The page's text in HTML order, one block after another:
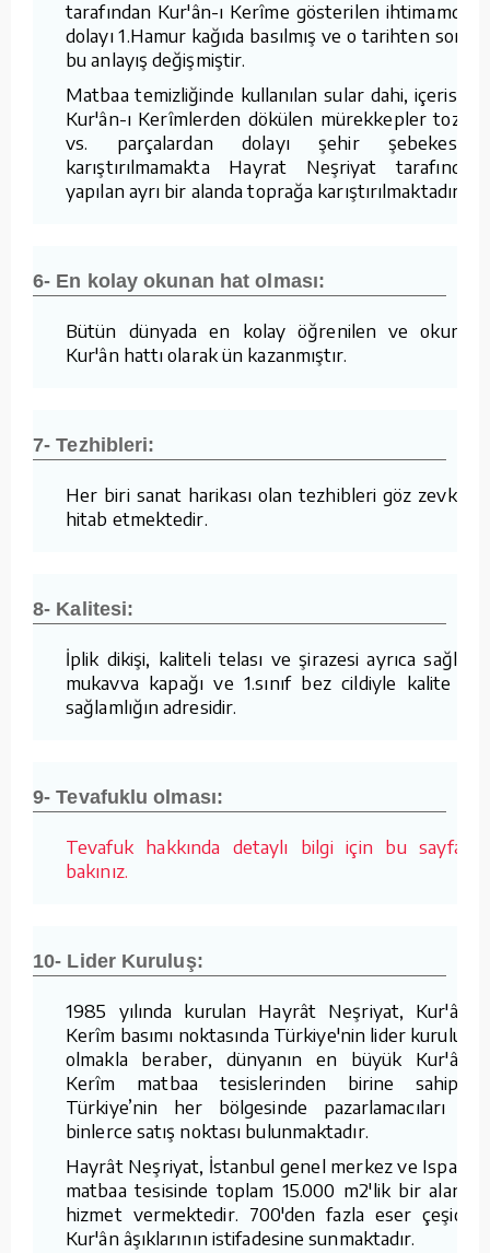
tarafından Kur'ân-ı Kerîme gösterilen ihtimamdan
dolayı 1.Hamur kağıda basılmış ve o tarihten sonra
bu anlayış değişmiştir.
Matbaa temizliğinde kullanılan sular dahi, içerisine
Kur'ân-ı Kerîmlerden dökülen mürekkepler tozlar
vs. parçalardan dolayı şehir şebekesine
karıştırılmamakta Hayrat Neşriyat tarafından
yapılan ayrı bir alanda toprağa karıştırılmaktadır.
6- En kolay okunan hat olması:
Bütün dünyada en kolay öğrenilen ve okunan
Kur'ân hattı olarak ün kazanmıştır.
7- Tezhibleri:
Her biri sanat harikası olan tezhibleri göz zevkine
hitab etmektedir.
8- Kalitesi:
İplik dikişi, kaliteli telası ve şirazesi ayrıca sağlam
mukavva kapağı ve 1.sınıf bez cildiyle kalite ve
sağlamlığın adresidir.
9- Tevafuklu olması:
Tevafuk hakkında detaylı bilgi için bu sayfaya
bakınız.
10- Lider Kuruluş:
1985 yılında kurulan Hayrât Neşriyat, Kur'ân-ı
Kerîm basımı noktasında Türkiye'nin lider kuruluşu
olmakla beraber, dünyanın en büyük Kur'ân-ı
Kerîm matbaa tesislerinden birine sahiptir.
Türkiye’nin her bölgesinde pazarlamacıları ve
binlerce satış noktası bulunmaktadır.
Hayrât Neşriyat, İstanbul genel merkez ve Isparta
matbaa tesisinde toplam 15.000 m2'lik bir alanda
hizmet vermektedir. 700'den fazla eser çeşidini
Kur'ân âşıklarının istifadesine sunmaktadır.